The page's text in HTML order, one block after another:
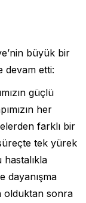
büyük bir
devam etti:
güçlü
her
farklı bir
tek yürek
dayanışma
olduktan sonra